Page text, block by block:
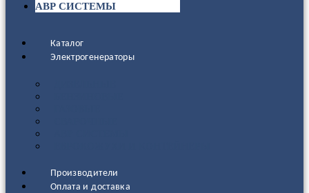
АВР СИСТЕМЫ
Каталог
Электрогенераторы
Производители
Оплата и доставка